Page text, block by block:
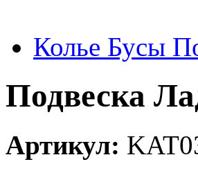
Колье Бусы
Подвеска
Артикул: